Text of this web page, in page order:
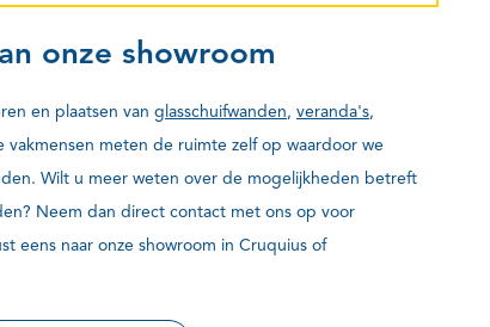
onze showroom
en plaatsen van glasschuifwanden, veranda's,
vakmensen meten de ruimte zelf op waardoor we
Wilt u meer weten over de mogelijkheden betreft
Neem dan direct contact met ons op voor
eens naar onze showroom in Cruquius of